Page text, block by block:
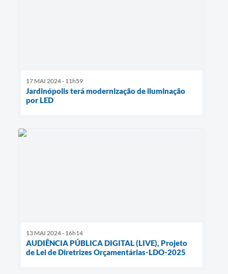
17 MAI 2024 - 11h59
Jardinópolis terá modernização de iluminação
por LED
13 MAI 2024 - 16h14
AUDIÊNCIA PÚBLICA DIGITAL (LIVE), Projeto
de Lei de Diretrizes Orçamentárias-LDO-2025